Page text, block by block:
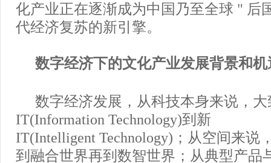
化产业正在逐渐成为中国乃至全球 " 后
代经济复苏的新引擎。
数字经济下的文化产业发展背景和机
数字经济发展，从科技本身来说，大
IT(Information Technology)到新
IT(Intelligent Technology)；从空间来说
到融合世界再到数智世界；从典型产品